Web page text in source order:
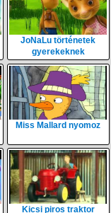
JoNaLu történetek
gyerekeknek
Miss Mallard nyomoz
Kicsi piros traktor